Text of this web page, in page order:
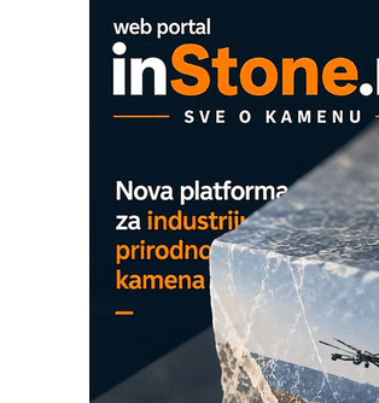
EVOKS Maintenance
ROSA i SCHUNK podižu
na viši nivo
Detekcija različitih oblika
MAREX - Lim i mašine za